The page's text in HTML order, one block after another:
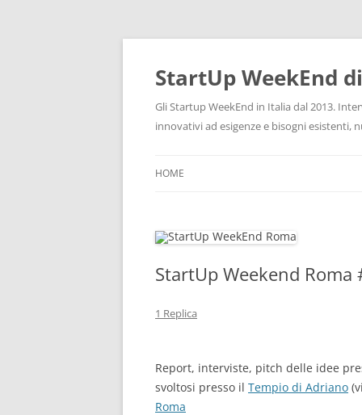
Vai
StartUp WeekEnd
Gli Startup WeekEnd in Italia dal 2013.
innovativi ad esigenze e bisogni esistenti,
HOME
StartUp Weekend Roma
1 Replica
Report, interviste, pitch delle idee
svoltosi presso il Tempio di Adriano
Roma